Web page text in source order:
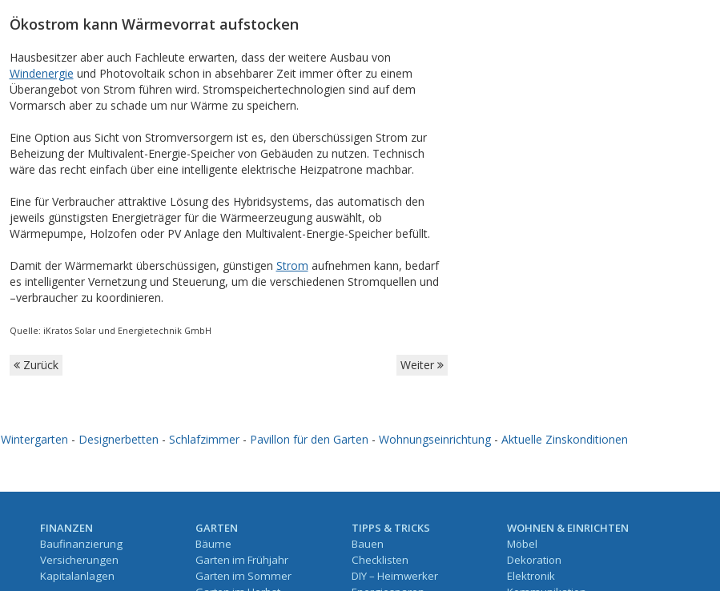
Ökostrom kann Wärmevorrat aufstocken
Hausbesitzer aber auch Fachleute erwarten, dass der weitere Ausbau von
Windenergie und Photovoltaik schon in absehbarer Zeit immer öfter zu einem
Überangebot von Strom führen wird. Stromspeichertechnologien sind auf dem
Vormarsch aber zu schade um nur Wärme zu speichern.
Eine Option aus Sicht von Stromversorgern ist es, den überschüssigen Strom zur
Beheizung der Multivalent-Energie-Speicher von Gebäuden zu nutzen. Technisch
wäre das recht einfach über eine intelligente elektrische Heizpatrone machbar.
Eine für Verbraucher attraktive Lösung des Hybridsystems, das automatisch den
jeweils günstigsten Energieträger für die Wärmeerzeugung auswählt, ob
Wärmepumpe, Holzofen oder PV Anlage den Multivalent-Energie-Speicher befüllt.
Damit der Wärmemarkt überschüssigen, günstigen Strom aufnehmen kann, bedarf
es intelligenter Vernetzung und Steuerung, um die verschiedenen Stromquellen und
–verbraucher zu koordinieren.
Quelle: iKratos Solar und Energietechnik GmbH
Zurück Weiter
Wintergarten - Designerbetten - Schlafzimmer - Pavillon für den Garten - Wohnungseinrichtung - Aktuelle Zinskonditionen
FINANZEN
Baufinanzierung
Versicherungen
Kapitalanlagen
GARTEN
Bäume
Garten im Frühjahr
Garten im Sommer
TIPPS & TRICKS
Bauen
Checklisten
DIY – Heimwerker
WOHNEN & EINRICHTEN
Möbel
Dekoration
Elektronik